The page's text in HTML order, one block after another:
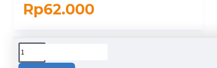
Rp62.000
DUKUNGAN PENGIRIMAN